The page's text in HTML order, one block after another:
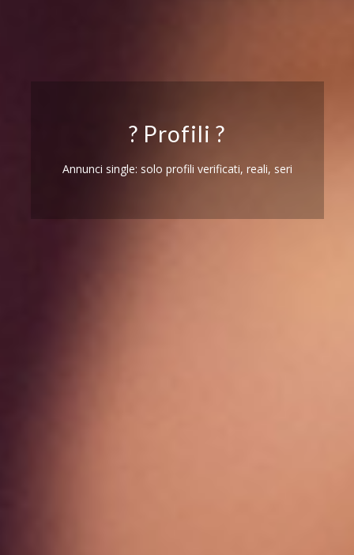
? Profili ?
Annunci single: solo profili verificati, reali, seri